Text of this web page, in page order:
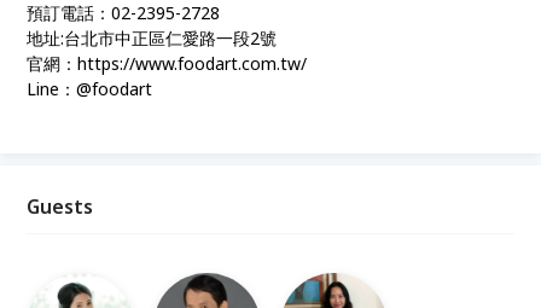
預訂電話：02-2395-2728
地址:台北市中正區仁愛路一段2號
官網：https://www.foodart.com.tw/
Line：@foodart
Guests